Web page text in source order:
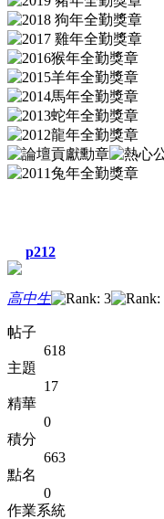
p212
高中生
帖子
618
主題
17
精華
0
積分
663
點名
0
作業系統